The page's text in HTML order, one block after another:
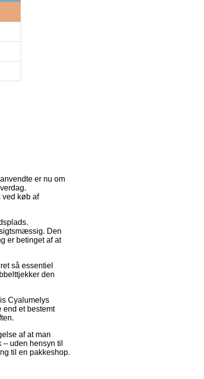
er nu om
ved køb af
Den
er betinget af at
så essentiel
den
Cyalumelys
et bestemt
af at man
uden hensyn til
til en pakkeshop.